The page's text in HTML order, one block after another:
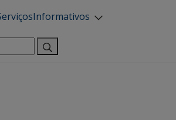
Informativos